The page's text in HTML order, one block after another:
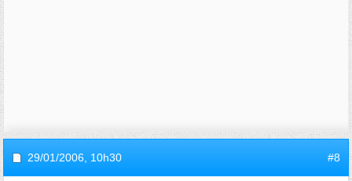
29/01/2006, 10h30 #8